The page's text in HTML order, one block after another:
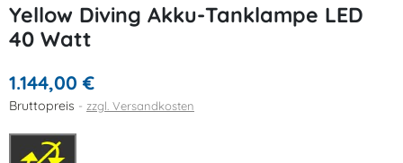
Yellow Diving Akku-Tanklampe LED
40 Watt
1.144,00 €
Bruttopreis zzgl. Versandkosten